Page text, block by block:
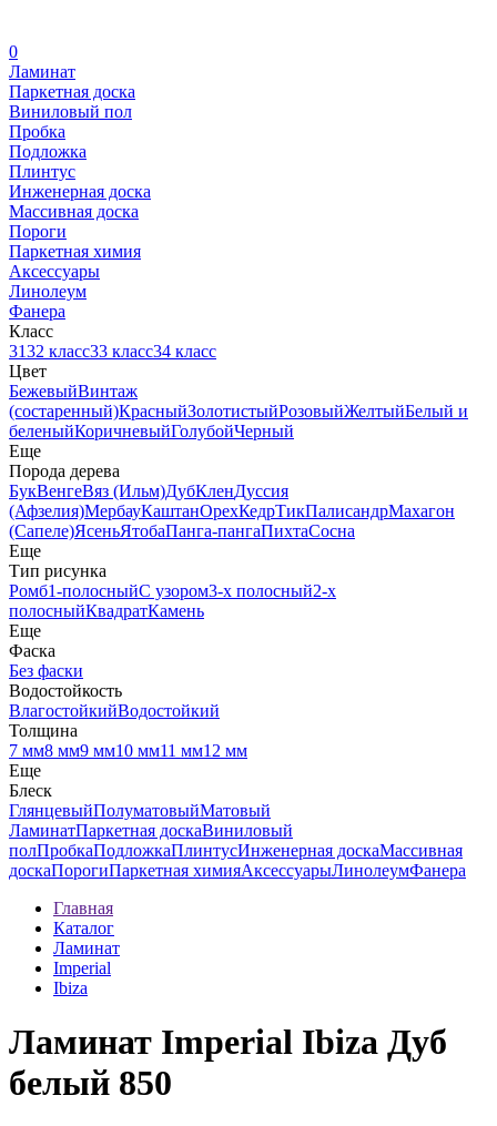
0
Ламинат
Паркетная доска
Виниловый пол
Пробка
Подложка
Плинтус
Инженерная доска
Массивная доска
Пороги
Паркетная химия
Аксессуары
Линолеум
Фанера
Класс
3132 класс33 класс34 класс
Цвет
БежевыйВинтаж
(состаренный)КрасныйЗолотистыйРозовыйЖелтыйБелый и
беленыйКоричневыйГолубойЧерный
Еще
Порода дерева
БукВенгеВяз (Ильм)ДубКленДуссия
(Афзелия)МербауКаштанОрехКедрТикПалисандрМахагон
(Сапеле)ЯсеньЯтобаПанга-пангаПихтаСосна
Еще
Тип рисунка
Ромб1-полосныйС узором3-х полосный2-х
полосныйКвадратКамень
Еще
Фаска
Без фаски
Водостойкость
ВлагостойкийВодостойкий
Толщина
7 мм8 мм9 мм10 мм11 мм12 мм
Еще
Блеск
ГлянцевыйПолуматовыйМатовый
ЛаминатПаркетная доскаВиниловый
полПробкаПодложкаПлинтусИнженерная доскаМассивная
доскаПорогиПаркетная химияАксессуарыЛинолеумФанера
Главная
Каталог
Ламинат
Imperial
Ibiza
Ламинат Imperial Ibiza Дуб
белый 850